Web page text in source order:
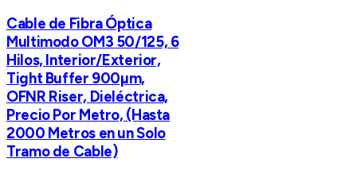
Cable de Fibra Óptica
Multimodo OM3 50/125, 6
Hilos, Interior/Exterior,
Tight Buffer 900µm,
OFNR Riser, Dieléctrica,
Precio Por Metro, (Hasta
2000 Metros en un Solo
Tramo de Cable)